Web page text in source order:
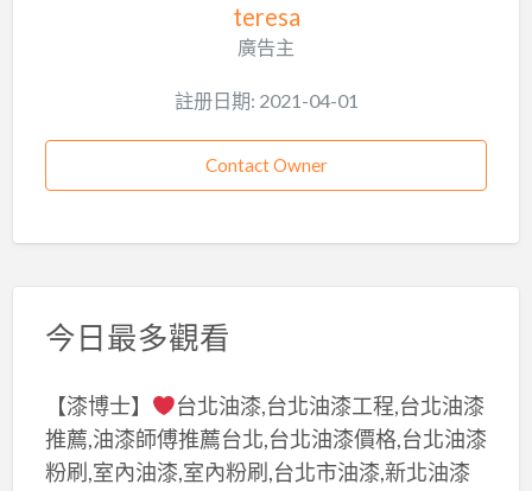
teresa
廣告主
註册日期: 2021-04-01
Contact Owner
今日最多觀看
【漆博士】
台北油漆,台北油漆工程,台北油漆
推薦,油漆師傅推薦台北,台北油漆價格,台北油漆
粉刷,室內油漆,室內粉刷,台北市油漆,新北油漆